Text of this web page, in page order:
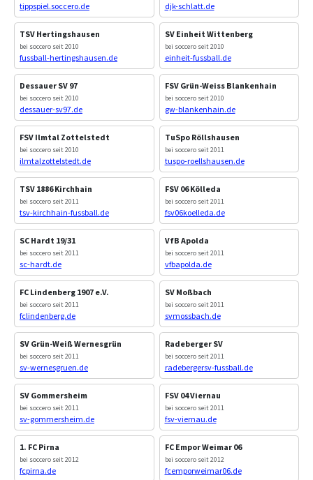
tippspiel.soccero.de djk-schlatt.de
TSV Hertingshausen
bei soccero seit 2010
fussball-hertingshausen.de
SV Einheit Wittenberg
bei soccero seit 2010
einheit-fussball.de
Dessauer SV 97
bei soccero seit 2010
dessauer-sv97.de
FSV Grün-Weiss Blankenhain
bei soccero seit 2010
gw-blankenhain.de
FSV Ilmtal Zottelstedt
bei soccero seit 2010
ilmtalzottelstedt.de
TuSpo Röllshausen
bei soccero seit 2011
tuspo-roellshausen.de
TSV 1886 Kirchhain
bei soccero seit 2011
tsv-kirchhain-fussball.de
FSV 06 Kölleda
bei soccero seit 2011
fsv06koelleda.de
SC Hardt 19/31
bei soccero seit 2011
sc-hardt.de
VfB Apolda
bei soccero seit 2011
vfbapolda.de
FC Lindenberg 1907 e.V.
bei soccero seit 2011
fclindenberg.de
SV Moßbach
bei soccero seit 2011
svmossbach.de
SV Grün-Weiß Wernesgrün
bei soccero seit 2011
sv-wernesgruen.de
Radeberger SV
bei soccero seit 2011
radebergersv-fussball.de
SV Gommersheim
bei soccero seit 2011
sv-gommersheim.de
FSV 04 Viernau
bei soccero seit 2011
fsv-viernau.de
1. FC Pirna
bei soccero seit 2012
fcpirna.de
FC Empor Weimar 06
bei soccero seit 2012
fcemporweimar06.de